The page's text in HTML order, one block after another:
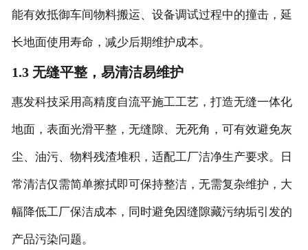
能有效抵御车间物料搬运、设备调试过程中的撞击，延
长地面使用寿命，减少后期维护成本。
1.3 无缝平整，易清洁易维护
惠发科技采用高精度自流平施工工艺，打造无缝一体化
地面，表面光滑平整，无缝隙、无死角，可有效避免灰
尘、油污、物料残渣堆积，适配工厂洁净生产要求。日
常清洁仅需简单擦拭即可保持整洁，无需复杂维护，大
幅降低工厂保洁成本，同时避免因缝隙藏污纳垢引发的
产品污染问题。